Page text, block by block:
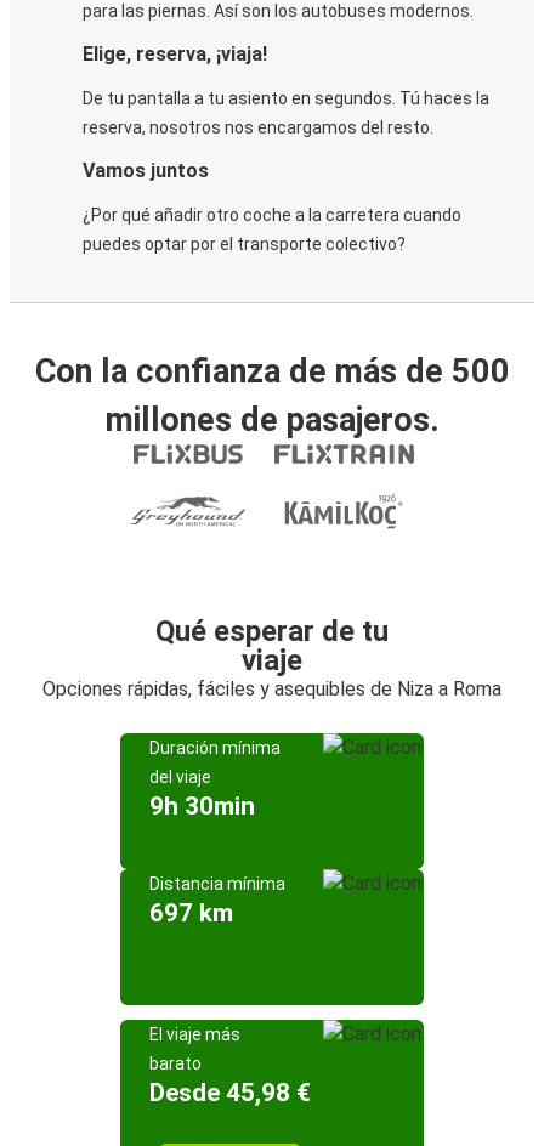
para las piernas. Así son los autobuses modernos.
Elige, reserva, ¡viaja!
De tu pantalla a tu asiento en segundos. Tú haces la
reserva, nosotros nos encargamos del resto.
Vamos juntos
¿Por qué añadir otro coche a la carretera cuando
puedes optar por el transporte colectivo?
Con la confianza de más de 500
millones de pasajeros.
Qué esperar de tu
viaje
Opciones rápidas, fáciles y asequibles de Niza a Roma
Duración mínima
del viaje
9h 30min
Distancia mínima
697 km
El viaje más
barato
Desde 45,98 €